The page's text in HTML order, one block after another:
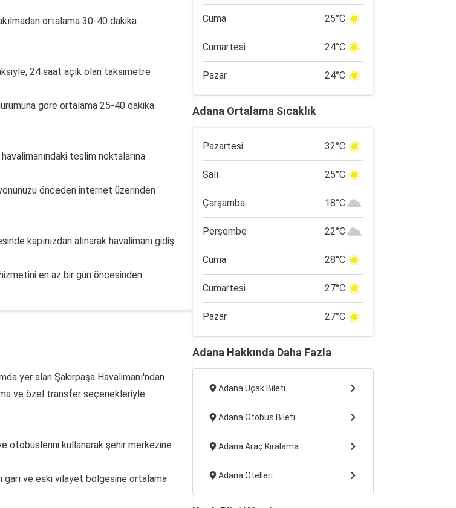
ortalama 30-40 dakika
24 saat açık olan taksimetre
göre ortalama 25-40 dakika
teslim noktalarına
önceden internet üzerinden
kapınızdan alınarak havalimanı gidiş
en az bir gün öncesinden
yer alan Şakirpaşa Havalimanı'ndan
ve özel transfer seçenekleriyle
otobüslerini kullanarak şehir merkezine
garı ve eski vilayet bölgesine ortalama
Cuma 25°C
Cumartesi 24°C
Pazar 24°C
Adana Ortalama Sıcaklık
Pazartesi 32°C
Salı 25°C
Çarşamba 18°C
Perşembe 22°C
Cuma 28°C
Cumartesi 27°C
Pazar 27°C
Adana Hakkında Daha Fazla
Adana Uçak Bileti
Adana Otobüs Bileti
Adana Araç Kiralama
Adana Otelleri